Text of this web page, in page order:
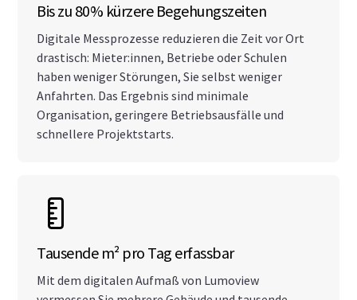
Bis zu 80% kürzere Begehungszeiten
Digitale Messprozesse reduzieren die Zeit vor Ort
drastisch: Mieter:innen, Betriebe oder Schulen
haben weniger Störungen, Sie selbst weniger
Anfahrten. Das Ergebnis sind minimale
Organisation, geringere Betriebsausfälle und
schnellere Projektstarts.
Tausende m² pro Tag erfassbar
Mit dem digitalen Aufmaß von Lumoview